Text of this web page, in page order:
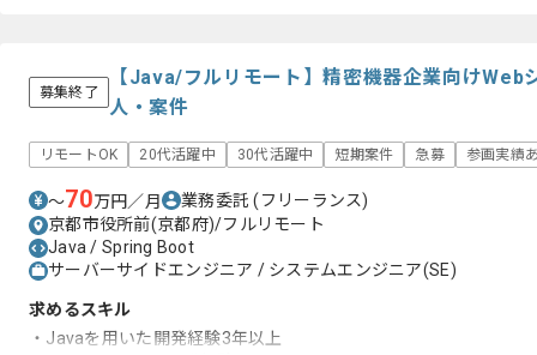
募集終了
【Java/フルリモート】精密機器企業向けWeb
人・案件
リモートOK 20代活躍中 30代活躍中 短期案件 急募 参画実績
〜70万円／月 業務委託(フリーランス)
京都市役所前(京都府)/フルリモート
Java / Spring Boot
サーバーサイドエンジニア / システムエンジニア(SE)
求めるスキル
・Javaを用いた開発経験3年以上